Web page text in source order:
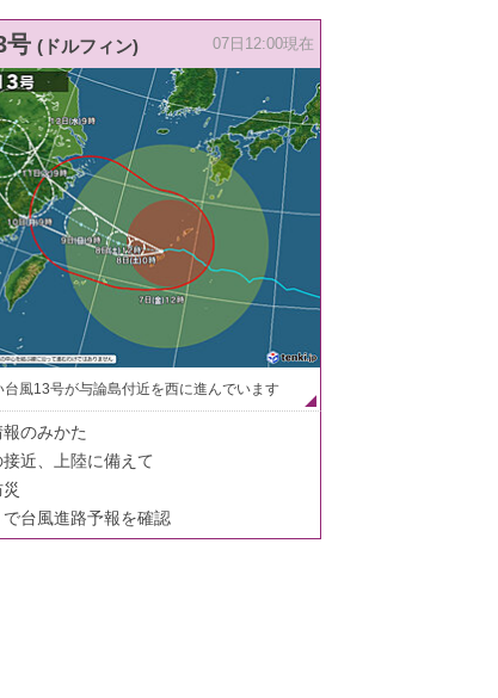
号 (ドルフィン) 07日12:00現在
台風13号が与論島付近を西に進んでいます
のみかた
接近、上陸に備えて
で台風進路予報を確認